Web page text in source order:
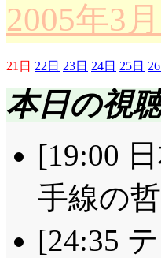
2005年3
21日 22日 23日 24日 25日
本日の視
[19:00
手線の
[24:35